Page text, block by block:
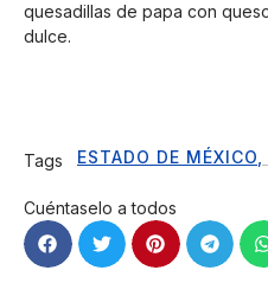
quesadillas de papa con
dulce.
Tags ESTADO DE MÉXICO
Cuéntaselo a todos